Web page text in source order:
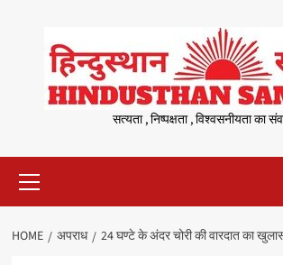
content
सत्यता , निष्पक्षता , विश्वसनीयता का
Menu
HOME अपराध 24 घण्टे के अंदर चोरी की वारदात का